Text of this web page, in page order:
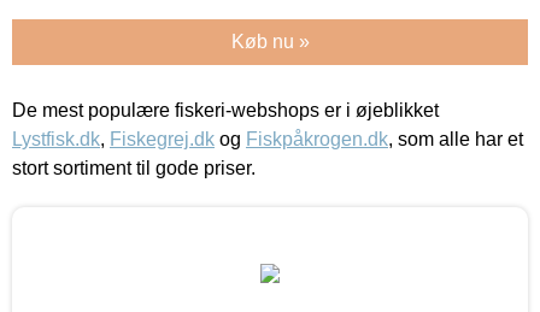
Køb nu »
De mest populære fiskeri-webshops er i øjeblikket
Lystfisk.dk, Fiskegrej.dk og Fiskpåkrogen.dk, som alle har et
stort sortiment til gode priser.